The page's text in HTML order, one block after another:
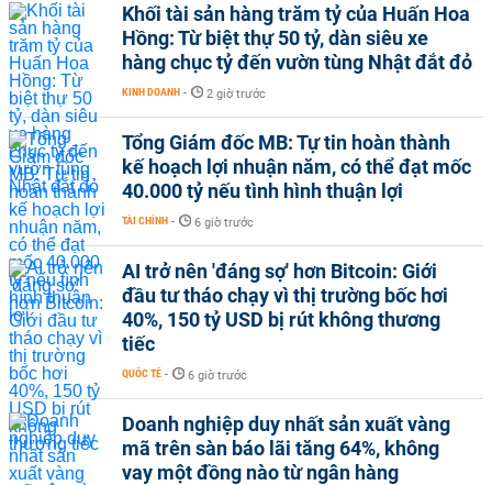
Khối tài sản hàng trăm tỷ của Huấn Hoa
Hồng: Từ biệt thự 50 tỷ, dàn siêu xe
hàng chục tỷ đến vườn tùng Nhật đắt đỏ
KINH DOANH - 2 giờ trước
Tổng Giám đốc MB: Tự tin hoàn thành
kế hoạch lợi nhuận năm, có thể đạt mốc
40.000 tỷ nếu tình hình thuận lợi
TÀI CHÍNH - 6 giờ trước
AI trở nên 'đáng sợ' hơn Bitcoin: Giới
đầu tư tháo chạy vì thị trường bốc hơi
40%, 150 tỷ USD bị rút không thương
tiếc
QUỐC TẾ - 6 giờ trước
Doanh nghiệp duy nhất sản xuất vàng
mã trên sàn báo lãi tăng 64%, không
vay một đồng nào từ ngân hàng